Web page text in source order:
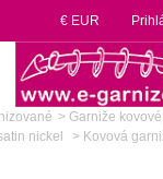
€ EUR
> Garniže
nickel
> Kovová